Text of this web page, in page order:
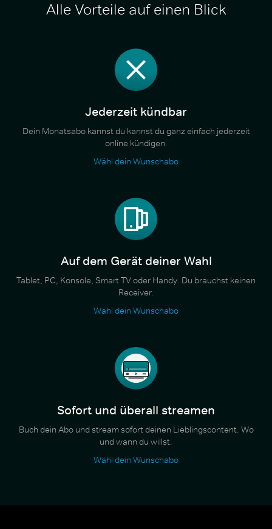
Alle Vorteile auf einen Blick
Jederzeit kündbar
Dein Monatsabo kannst du kannst du ganz einfach jederzeit
online kündigen.
Wähl dein Wunschabo
Auf dem Gerät deiner Wahl
Tablet, PC, Konsole, Smart TV oder Handy. Du brauchst keinen
Receiver.
Wähl dein Wunschabo
Sofort und überall streamen
Buch dein Abo und stream sofort deinen Lieblingscontent. Wo
und wann du willst.
Wähl dein Wunschabo